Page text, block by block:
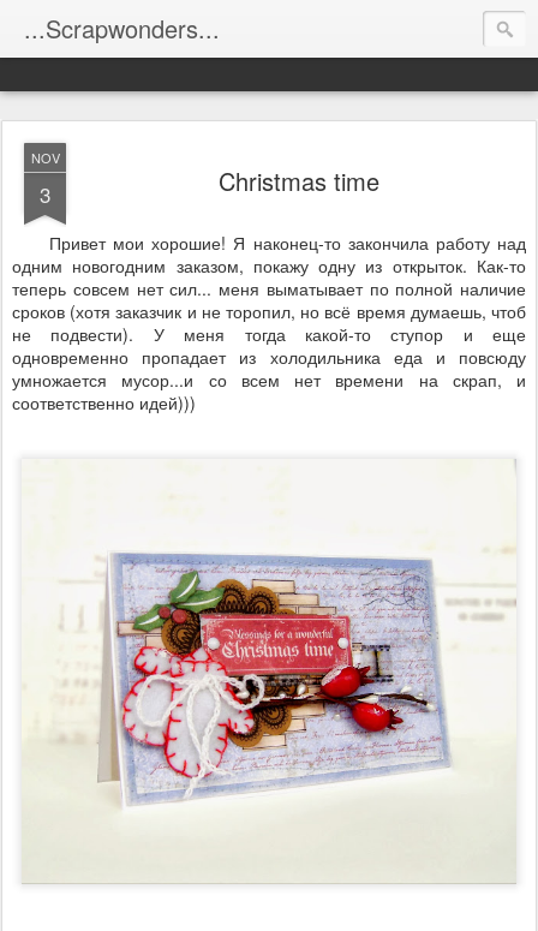
...Scrapwonders...
NOV
3 Christmas time
Привет мои хорошие! Я наконец-то закончила работу над
одним новогодним заказом, покажу одну из открыток. Как-то
теперь совсем нет сил... меня выматывает по полной наличие
сроков (хотя заказчик и не торопил, но всё время думаешь, чтоб
не подвести). У меня тогда какой-то ступор и еще
одновременно пропадает из холодильника еда и повсюду
умножается мусор...и со всем нет времени на скрап, и
соответственно идей)))